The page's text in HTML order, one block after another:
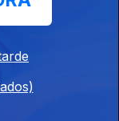
Pedroso